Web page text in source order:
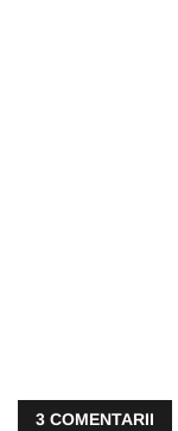
3 COMENTARII